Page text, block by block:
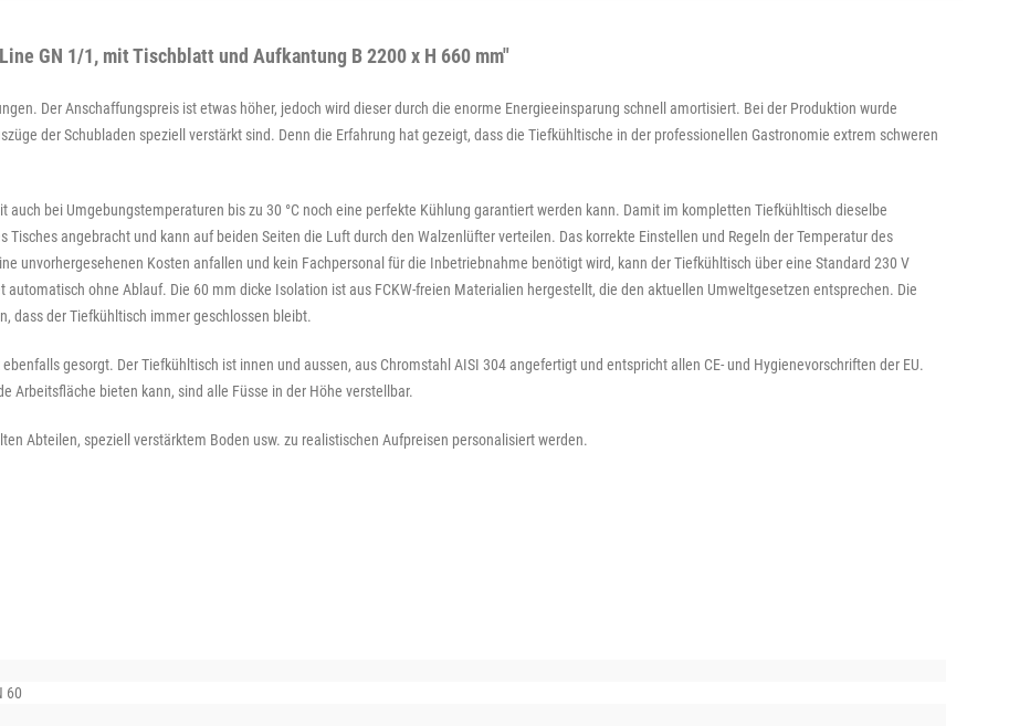
GN 1/1, mit Tischblatt und Aufkantung B 2200 x H 660 mm"
Der Anschaffungspreis ist etwas höher, jedoch wird dieser durch die enorme Energieeinsparung schnell amortisiert. Bei der Produktion wurde
der Schubladen speziell verstärkt sind. Denn die Erfahrung hat gezeigt, dass die Tiefkühltische in der professionellen Gastronomie extrem schweren
auch bei Umgebungstemperaturen bis zu 30 °C noch eine perfekte Kühlung garantiert werden kann. Damit im kompletten Tiefkühltisch dieselbe
angebracht und kann auf beiden Seiten die Luft durch den Walzenlüfter verteilen. Das korrekte Einstellen und Regeln der Temperatur des
unvorhergesehenen Kosten anfallen und kein Fachpersonal für die Inbetriebnahme benötigt wird, kann der Tiefkühltisch über eine Standard 230 V
ohne Ablauf. Die 60 mm dicke Isolation ist aus FCKW-freien Materialien hergestellt, die den aktuellen Umweltgesetzen entsprechen. Die
dass der Tiefkühltisch immer geschlossen bleibt.
gesorgt. Der Tiefkühltisch ist innen und aussen, aus Chromstahl AISI 304 angefertigt und entspricht allen CE- und Hygienevorschriften der EU.
Arbeitsfläche bieten kann, sind alle Füsse in der Höhe verstellbar.
Abteilen, speziell verstärktem Boden usw. zu realistischen Aufpreisen personalisiert werden.
60